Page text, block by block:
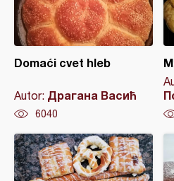
Domaći cvet hleb
Autor: Драгана Васић
6040